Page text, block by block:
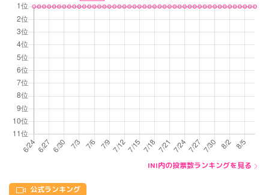
INI内の投票数ランキングを見る
公式ランキング